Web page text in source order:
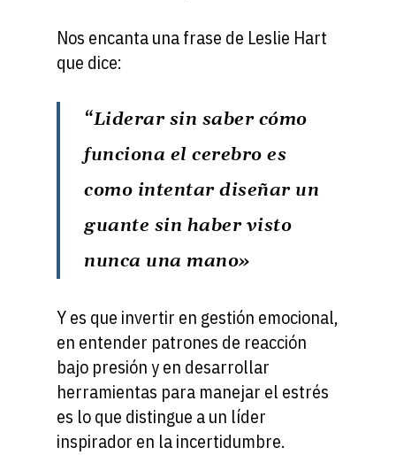
Nos encanta una frase de Leslie Hart
que dice:
“Liderar sin saber cómo
funciona el cerebro es
como intentar diseñar un
guante sin haber visto
nunca una mano»
Y es que invertir en gestión emocional,
en entender patrones de reacción
bajo presión y en desarrollar
herramientas para manejar el estrés
es lo que distingue a un líder
inspirador en la incertidumbre.